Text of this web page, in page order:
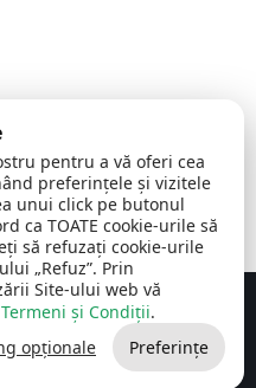
drepturile rezervate
Publice SRL
pentru a vă oferi cea
preferințele și vizitele
unui click pe butonul
ca TOATE cookie-urile să
să refuzați cookie-urile
„Refuz”. Prin
Site-ului web vă
Termeni și Condiții.
opționale Preferințe